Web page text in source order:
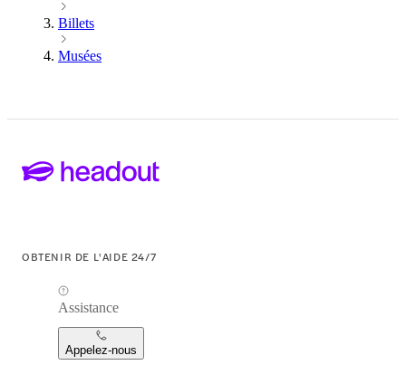
Billets
Musées
OBTENIR DE L'AIDE 24/7
Assistance
Appelez-nous